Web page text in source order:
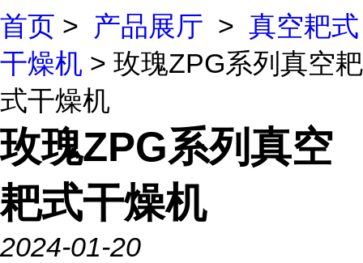
首页 > 产品展厅 > 真空耙式
干燥机 > 玫瑰ZPG系列真空耙
式干燥机
玫瑰ZPG系列真空
耙式干燥机
2024-01-20